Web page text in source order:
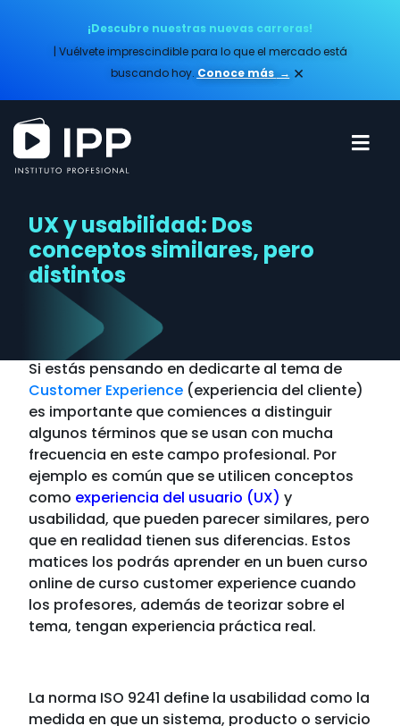
¡Descubre nuestras nuevas carreras!
| Vuélvete imprescindible para lo que el mercado está
buscando hoy. Conoce más​ → ×
UX y usabilidad: Dos
conceptos similares, pero
distintos
Si estás pensando en dedicarte al tema de
Customer Experience (experiencia del cliente)
es importante que comiences a distinguir
algunos términos que se usan con mucha
frecuencia en este campo profesional. Por
ejemplo es común que se utilicen conceptos
como experiencia del usuario (UX) y
usabilidad, que pueden parecer similares, pero
que en realidad tienen sus diferencias. Estos
matices los podrás aprender en un buen curso
online de curso customer experience cuando
los profesores, además de teorizar sobre el
tema, tengan experiencia práctica real.
La norma ISO 9241 define la usabilidad como la
medida en que un sistema, producto o servicio